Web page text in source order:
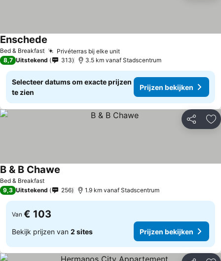
Bed & Breakfast Privéterras bij elke unit
Enschede
8,7 Uitstekend 313 3.5 km vanaf Stadscentrum
Selecteer datums om exacte prijzen
te zien
Prijzen bekijken
Delen
Bed & Breakfast
B & B Chawe
9,3 Uitstekend 256 1.9 km vanaf Stadscentrum
Van € 103
Bekijk prijzen van 2 sites Prijzen bekijken